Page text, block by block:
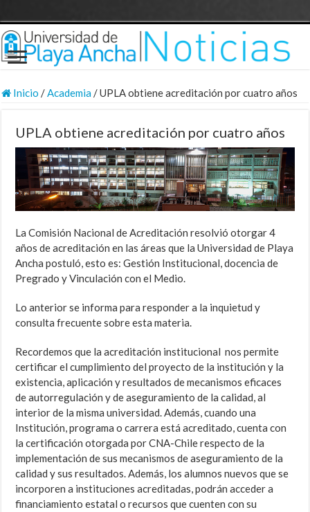
Inicio /Academia/UPLA obtiene acreditación por cuatro años
UPLA obtiene acreditación por cuatro años
La Comisión Nacional de Acreditación resolvió otorgar 4
años de acreditación en las áreas que la Universidad de Playa
Ancha postuló, esto es: Gestión Institucional, docencia de
Pregrado y Vinculación con el Medio.
Lo anterior se informa para responder a la inquietud y
consulta frecuente sobre esta materia.
Recordemos que la acreditación institucional nos permite
certificar el cumplimiento del proyecto de la institución y la
existencia, aplicación y resultados de mecanismos eficaces
de autorregulación y de aseguramiento de la calidad, al
interior de la misma universidad. Además, cuando una
Institución, programa o carrera está acreditado, cuenta con
la certificación otorgada por CNA-Chile respecto de la
implementación de sus mecanismos de aseguramiento de la
calidad y sus resultados. Además, los alumnos nuevos que se
incorporen a instituciones acreditadas, podrán acceder a
financiamiento estatal o recursos que cuenten con su